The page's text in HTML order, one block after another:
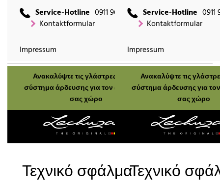
Service-Hotline 0911 9666 2660
Kontaktformular
Impressum
Service-Hotline 0911
Kontaktformular
Impressum
Ανακαλύψτε τις γλάστρες μας με
σύστημα άρδευσης για τον εξωτερικό
σας χώρο
Τεχνικό σφάλμα
Ανακαλύψτε τις
σύστημα άρδευσης για
σας χώρο
Τεχνικό